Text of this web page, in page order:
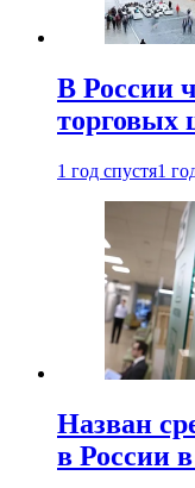
В России
торговых
1 год спустя1
Назван
в России